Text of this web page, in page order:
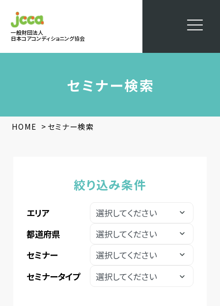
一般財団法人
日本コアコンディショニング協会
セミナー検索
HOME > セミナー検索
絞り込み条件
エリア
都道府県
セミナー
セミナータイプ